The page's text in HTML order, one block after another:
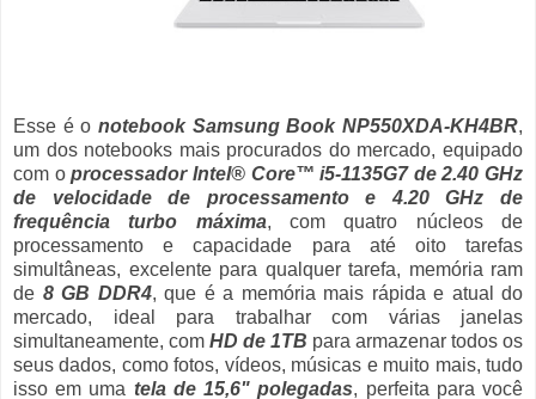
Esse é o notebook Samsung Book NP550XDA-KH4BR,
um dos notebooks mais procurados do mercado, equipado
com oprocessador Intel® Core™ i5-1135G7 de 2.40 GHz
de velocidade de processamento e 4.20 GHz de
frequência turbo máxima, com quatro núcleos de
processamento e capacidade para até oito tarefas
simultâneas, excelente para qualquer tarefa, memória ram
de 8 GB DDR4, que é a memória mais rápida e atual do
mercado, ideal para trabalhar com várias janelas
simultaneamente, com HD de 1TB para armazenar todos os
seus dados, como fotos, vídeos, músicas e muito mais, tudo
isso em uma tela de 15,6" polegadas, perfeita para você